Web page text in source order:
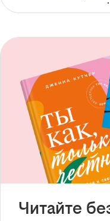
с доступом
Читайте